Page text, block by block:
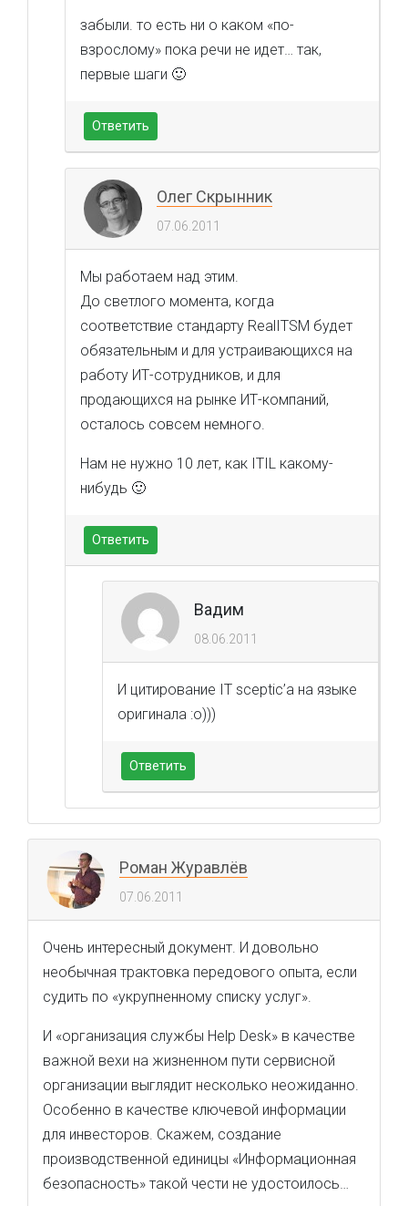
забыли. то есть ни о каком «по-
взрослому» пока речи не идет… так,
первые шаги 🙂
Ответить
Олег Скрынник
07.06.2011
Мы работаем над этим.
До светлого момента, когда
соответствие стандарту RealITSM будет
обязательным и для устраивающихся на
работу ИТ-сотрудников, и для
продающихся на рынке ИТ-компаний,
осталось совсем немного.
Нам не нужно 10 лет, как ITIL какому-
нибудь 🙂
Ответить
Вадим
08.06.2011
И цитирование IT sceptic’а на языке
оригинала :о)))
Ответить
Роман Журавлёв
07.06.2011
Очень интересный документ. И довольно
необычная трактовка передового опыта, если
судить по «укрупненному списку услуг».
И «организация службы Help Desk» в качестве
важной вехи на жизненном пути сервисной
организации выглядит несколько неожиданно.
Особенно в качестве ключевой информации
для инвесторов. Скажем, создание
производственной единицы «Информационная
безопасность» такой чести не удостоилось…